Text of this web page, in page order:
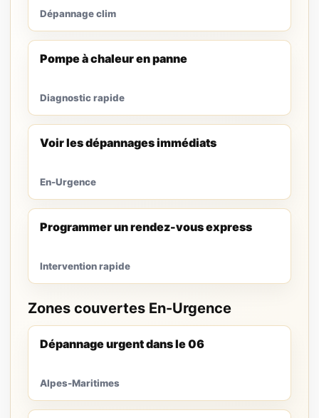
Dépannage clim
Pompe à chaleur en panne
Diagnostic rapide
Voir les dépannages immédiats
En-Urgence
Programmer un rendez-vous express
Intervention rapide
Zones couvertes En-Urgence
Dépannage urgent dans le 06
Alpes-Maritimes